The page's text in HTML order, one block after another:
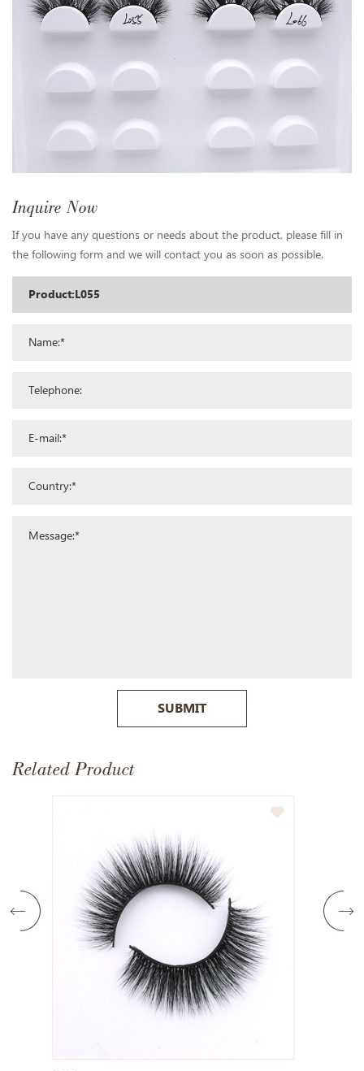
Inquire Now
If you have any questions or needs about the product, please fill in
the following form and we will contact you as soon as possible.
SUBMIT
Related Product